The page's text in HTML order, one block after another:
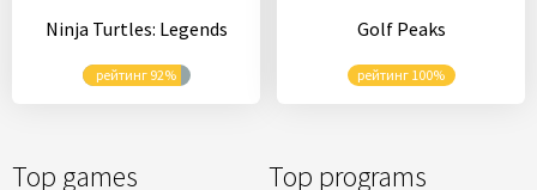
Top games Top programs
Ninja Turtles: Legends
рейтинг 92%
Golf Peaks
рейтинг 100%